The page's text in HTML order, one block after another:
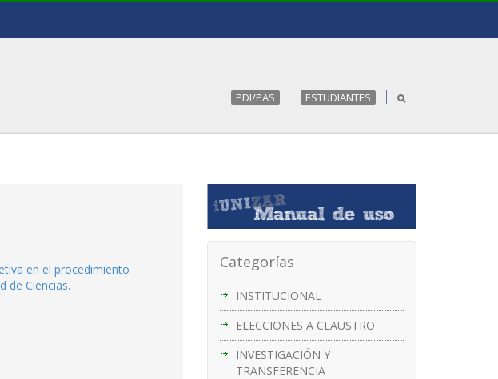
PDI/PAS ESTUDIANTES
Categorías
INSTITUCIONAL
ELECCIONES A CLAUSTRO
INVESTIGACIÓN Y
TRANSFERENCIA
en el procedimiento
de Ciencias.